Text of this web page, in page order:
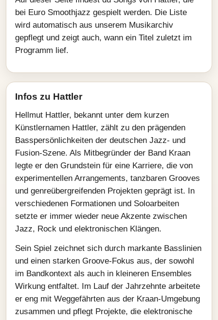
bei Euro Smoothjazz gespielt werden. Die Liste
wird automatisch aus unserem Musikarchiv
gepflegt und zeigt auch, wann ein Titel zuletzt im
Programm lief.
Infos zu Hattler
Hellmut Hattler, bekannt unter dem kurzen
Künstlernamen Hattler, zählt zu den prägenden
Basspersönlichkeiten der deutschen Jazz‑ und
Fusion‑Szene. Als Mitbegründer der Band Kraan
legte er den Grundstein für eine Karriere, die von
experimentellen Arrangements, tanzbaren Grooves
und genreübergreifenden Projekten geprägt ist. In
verschiedenen Formationen und Soloarbeiten
setzte er immer wieder neue Akzente zwischen
Jazz, Rock und elektronischen Klängen.
Sein Spiel zeichnet sich durch markante Basslinien
und einen starken Groove-Fokus aus, der sowohl
im Bandkontext als auch in kleineren Ensembles
Wirkung entfaltet. Im Lauf der Jahrzehnte arbeitete
er eng mit Weggefährten aus der Kraan‑Umgebung
zusammen und pflegt Projekte, die elektronische